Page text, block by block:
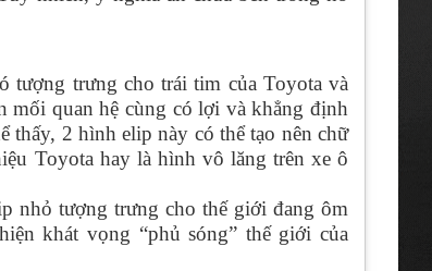
trưng cho trái tim của Toyota và
mối quan hệ cùng có lợi và khẳng định
thấy, 2 hình elip này có thể tạo nên chữ
Toyota hay là hình vô lăng trên xe ô
nhỏ tượng trưng cho thế giới đang ôm
khát vọng “phủ sóng” thế giới của